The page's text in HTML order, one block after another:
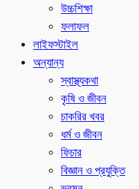
উচ্চশিক্ষা
ফলাফল
লাইফস্টাইল
অন্যান্য
স্বাস্থ্যকথা
কৃষি ও জীবন
চাকরির খবর
ধর্ম ও জীবন
ফিচার
বিজ্ঞান ও প্রযুক্তি